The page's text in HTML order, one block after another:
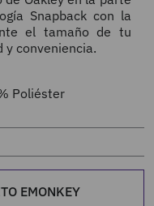
Snapback con la
el tamaño de tu
y conveniencia.
Poliéster
EMONKEY